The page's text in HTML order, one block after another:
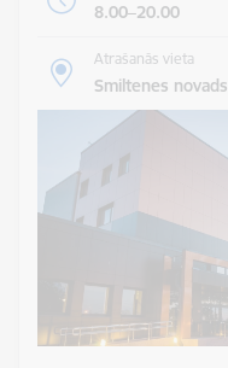
8.00–20.00
Atrašanās vieta
Smiltenes novads